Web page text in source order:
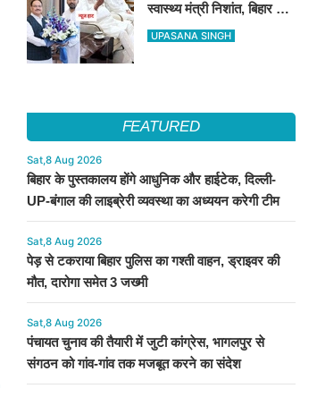
स्वास्थ्य मंत्री निशांत, बिहार की
हेल्थ सुविधाओं पर हुई अहम चर्चा
UPASANA SINGH
FEATURED
Sat,8 Aug 2026
बिहार के पुस्तकालय होंगे आधुनिक और हाईटेक, दिल्ली-
UP-बंगाल की लाइब्रेरी व्यवस्था का अध्ययन करेगी टीम
Sat,8 Aug 2026
पेड़ से टकराया बिहार पुलिस का गश्ती वाहन, ड्राइवर की
मौत, दारोगा समेत 3 जख्मी
Sat,8 Aug 2026
पंचायत चुनाव की तैयारी में जुटी कांग्रेस, भागलपुर से
संगठन को गांव-गांव तक मजबूत करने का संदेश